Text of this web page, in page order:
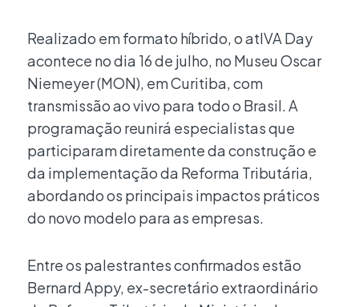
Realizado em formato híbrido, o atIVA Day
acontece no dia 16 de julho, no Museu Oscar
Niemeyer (MON), em Curitiba, com
transmissão ao vivo para todo o Brasil. A
programação reunirá especialistas que
participaram diretamente da construção e
da implementação da Reforma Tributária,
abordando os principais impactos práticos
do novo modelo para as empresas.
Entre os palestrantes confirmados estão
Bernard Appy, ex-secretário extraordinário